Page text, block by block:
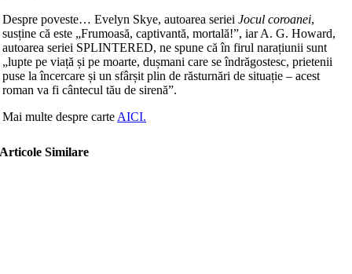
Despre poveste… Evelyn Skye, autoarea seriei Jocul coroanei,
susține că este „Frumoasă, captivantă, mortală!”, iar A. G. Howard,
autoarea seriei SPLINTERED, ne spune că în firul narațiunii sunt
„lupte pe viață și pe moarte, dușmani care se îndrăgostesc, prietenii
puse la încercare și un sfârșit plin de răsturnări de situație – acest
roman va fi cântecul tău de sirenă”.
Mai multe despre carte AICI.
Articole Similare